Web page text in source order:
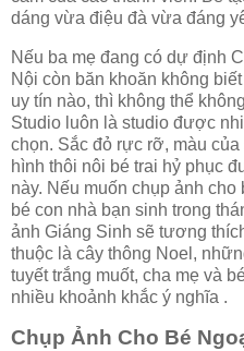
dáng vừa điệu đà vừa đáng
Nếu ba mẹ đang có dự định
Nội còn băn khoăn không
uy tín nào, thì không thể
Studio luôn là studio được
chọn. Sắc đỏ rực rỡ, màu
hình thôi nôi bé trai hỷ phục
này. Nếu muốn chụp ảnh
bé con nhà bạn sinh trong
ảnh Giáng Sinh sẽ tương
thuộc là cây thông Noel,
tuyết trắng muốt, cha mẹ và
nhiều khoảnh khắc ý nghĩa .
Chụp Ảnh Cho Bé